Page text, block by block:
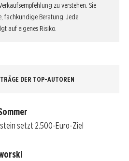
zu verstehen. Sie
fachkundige Beratung. Jede
auf eigenes Risiko.
DER TOP-AUTOREN
setzt 2.500-Euro-Ziel